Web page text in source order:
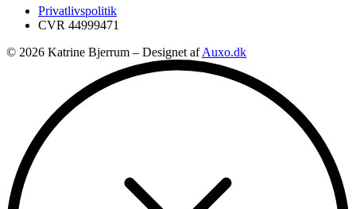
Privatlivspolitik
CVR 44999471
© 2026 Katrine Bjerrum – Designet afAuxo.dk